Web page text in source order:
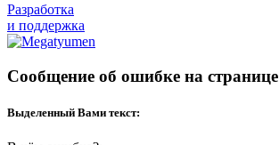
Разработка
и поддержка
Сообщение об ошибке на странице
Выделенный Вами текст: